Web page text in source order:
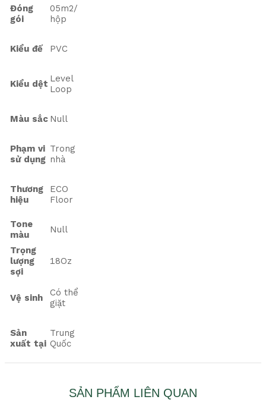
Đóng
gói
05m2/
hộp
Kiểu đế PVC
Kiểu dệt Level
Loop
Màu sắc Null
Phạm vi
sử dụng
Trong
nhà
Thương
hiệu
ECO
Floor
Tone
màu
Null
Trọng
lượng
sợi
18Oz
Vệ sinh
Có thể
giặt
Sản
xuất tại
Trung
Quốc
SẢN PHẨM LIÊN QUAN